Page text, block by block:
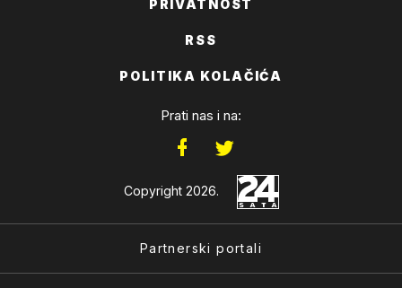
PRIVATNOST
RSS
POLITIKA KOLAČIĆA
Prati nas i na:
Copyright 2026.
Partnerski portali